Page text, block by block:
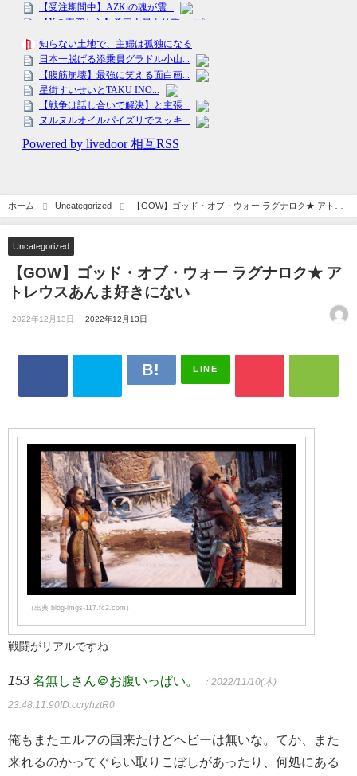
ホーム Uncategorized
【GOW】ゴッド・オブ・ウォー ラグナロク★ アトレ
ウスあんま好きにない
Uncategorized
【GOW】ゴッド・オブ・ウォー ラグナロク★ ア
トレウスあんま好きにない
2022年12月13日 2022年12月13日
LINE
（出典 blog-imgs-117.fc2.com）
戦闘がリアルですね
153 名無しさん＠お腹いっぱい。 ：2022/11/10(木)
23:48:11.90ID:ccryhztR0
俺もまたエルフの国来たけどヘビーは無いな。てか、また
来れるのかってぐらい取りこぼしがあったり、何処にある